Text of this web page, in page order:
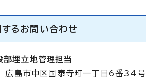
る お問い合わせ
部埋立地管理担当
市中区国泰寺町一丁目6番34号